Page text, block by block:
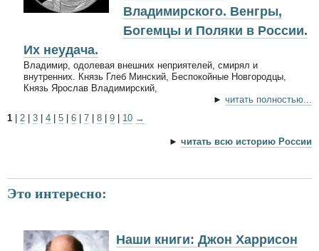
Владимирского. Венгры,
Богемцы и Поляки в России.
Их неудача.
Владимир, одолевая внешних неприятелей, смирял и
внутренних. Князь Глеб Минский, Беспокойные Новгородцы,
Князь Ярослав Владимирский,
► читать полностью...
1
2 3 4 5 6 7 8 9 10 →
► читать всю историю России
Это интересно:
Наши книги: Джон Харрисон